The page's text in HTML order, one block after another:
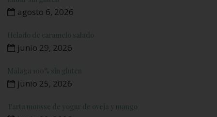
agosto 6, 2026
Helado de caramelo salado
junio 29, 2026
Málaga 100% sin gluten
junio 25, 2026
Tarta mousse de yogur de oveja y mango